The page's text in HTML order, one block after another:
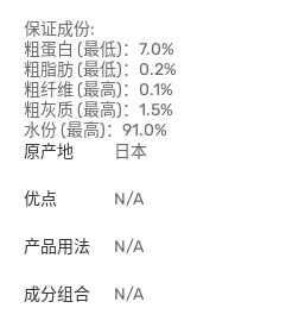
保证成份:
粗蛋白 (最低)：7.0%
粗脂肪 (最低)：0.2%
粗纤维 (最高)：0.1%
粗灰质 (最高)：1.5%
水份 (最高)：91.0%
原产地
日本
优点 N/A
产品用法 N/A
成分组合 N/A